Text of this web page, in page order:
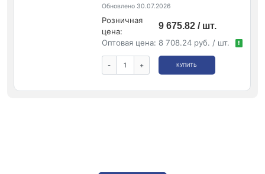
Обновлено 30.07.2026
Розничная
цена:
9 675.82 / шт.
Оптовая цена: 8 708.24 руб. / шт. !
- + КУПИТЬ